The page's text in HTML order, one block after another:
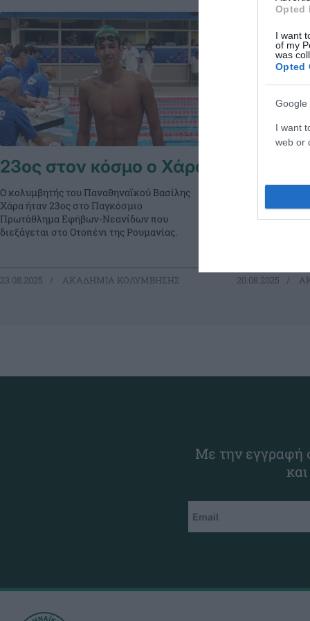
Opted
I want
of my
was
Opted
Google
I want
web or
23ος στον κόσμο ο Χάρα
Ο κολυμβητής του Παναθηναϊκού Βασίλης
Χάρα ήταν 23ος στο Παγκόσμιο
Πρωτάθλημα Εφήβων-Νεανίδων που
διεξάγεται στο Οτοπένι της Ρουμανίας.
23.08.2025 ΑΚΑΔΗΜΙΑ ΚΟΛΥΜΒΗΣΗΣ
Ο κολυμβητής
20.08.2025
Με την εγγραφή